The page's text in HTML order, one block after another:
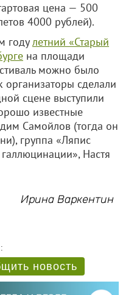
цена — 500
4000 рублей).
годулетний «Старый
на площади
можно было
организаторы сделали
сцене выступили
известные
Самойлов (тогда он
группа «Ляпис
Настя
Ирина Варкентин
новость